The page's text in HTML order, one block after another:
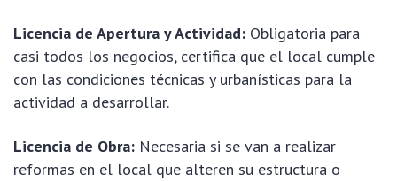
Licencia de Apertura y Actividad: Obligatoria para
casi todos los negocios, certifica que el local cumple
con las condiciones técnicas y urbanísticas para la
actividad a desarrollar.
Licencia de Obra: Necesaria si se van a realizar
reformas en el local que alteren su estructura o